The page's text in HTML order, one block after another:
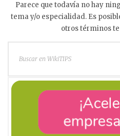
Parece que todavía no hay
tema y/o especialidad. Es
otros términos